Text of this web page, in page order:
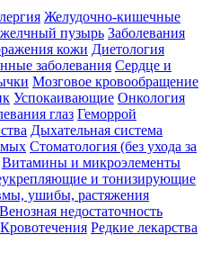
Желудочно-кишечные
пузырь Заболевания
кожи Диетология
заболевания Сердце и
Мозговое кровообращение
Успокаивающие Онкология
глаз Геморрой
Дыхательная система
Стоматология (без ухода за
Витамины и микроэлементы
и тонизирующие
ушибы, растяжения
Венозная недостаточность
Кровотечения Редкие лекарства